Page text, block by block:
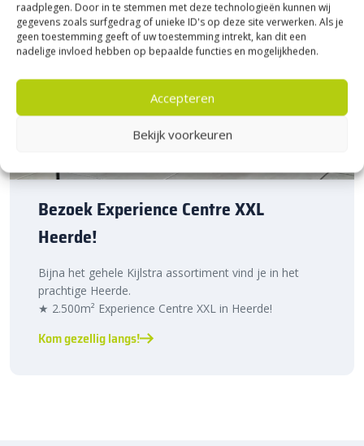
raadplegen. Door in te stemmen met deze technologieën kunnen wij
gegevens zoals surfgedrag of unieke ID's op deze site verwerken. Als je
geen toestemming geeft of uw toestemming intrekt, kan dit een
nadelige invloed hebben op bepaalde functies en mogelijkheden.
Accepteren
Bekijk voorkeuren
Bezoek Experience Centre XXL
Heerde!
Bijna het gehele Kijlstra assortiment vind je in het
prachtige Heerde.
★ 2.500m² Experience Centre XXL in Heerde!
Kom gezellig langs!